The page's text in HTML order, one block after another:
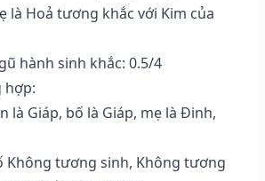
là Hoả tương khắc với Kim của
hành sinh khắc: 0.5/4
hợp:
là Giáp, bố là Giáp, mẹ là Đinh,
Không tương sinh, Không tương